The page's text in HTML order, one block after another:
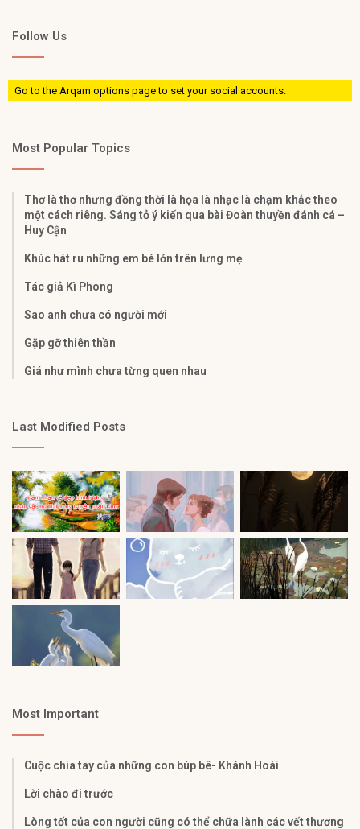
Follow Us
Go to the Arqam options page to set your social accounts.
Most Popular Topics
Thơ là thơ nhưng đồng thời là họa là nhạc là chạm khắc theo
một cách riêng. Sáng tỏ ý kiến qua bài Đoàn thuyền đánh cá –
Huy Cận
Khúc hát ru những em bé lớn trên lưng mẹ
Tác giả Kì Phong
Sao anh chưa có người mới
Gặp gỡ thiên thần
Giá như mình chưa từng quen nhau
Last Modified Posts
Most Important
Cuộc chia tay của những con búp bê- Khánh Hoài
Lời chào đi trước
Lòng tốt của con người cũng có thể chữa lành các vết thương